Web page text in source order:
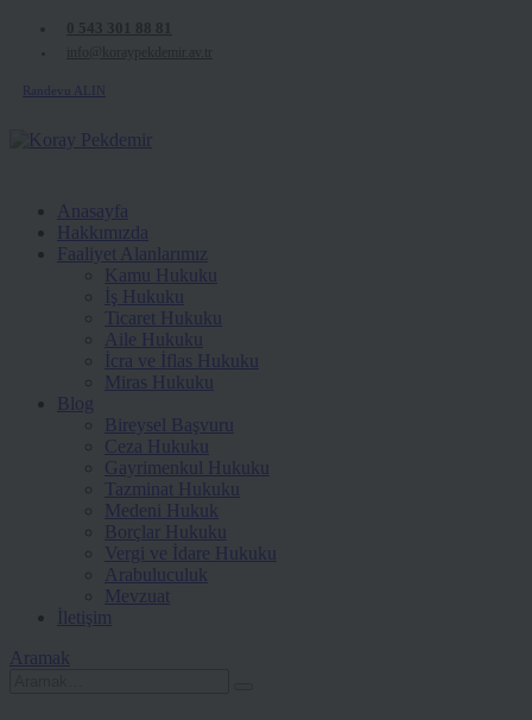
Randevu ALIN
Anasayfa
Hakkımızda
Faaliyet Alanlarımız
Kamu Hukuku
İş Hukuku
Ticaret Hukuku
Aile Hukuku
İcra ve İflas Hukuku
Miras Hukuku
Blog
Bireysel Başvuru
Ceza Hukuku
Gayrimenkul Hukuku
Tazminat Hukuku
Medeni Hukuk
Borçlar Hukuku
Vergi ve İdare Hukuku
Arabuluculuk
Mevzuat
İletişim
Aramak